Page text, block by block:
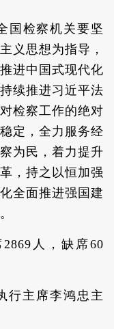
国检察机关要坚
义思想为指导，
进中国式现代化
续推进习近平法
检察工作的绝对
定，全力服务经
为民，着力提升
，持之以恒加强
全面推进强国建
人，缺席60
行主席李鸿忠主